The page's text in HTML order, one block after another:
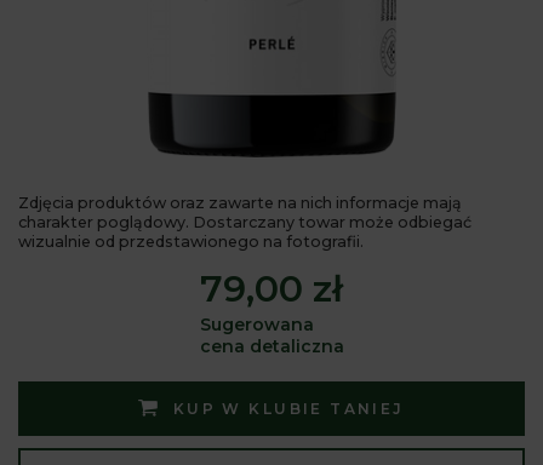
Zdjęcia produktów oraz zawarte na nich informacje mają
charakter poglądowy. Dostarczany towar może odbiegać
wizualnie od przedstawionego na fotografii.
79,00 zł
Sugerowana
cena detaliczna
KUP W KLUBIE TANIEJ